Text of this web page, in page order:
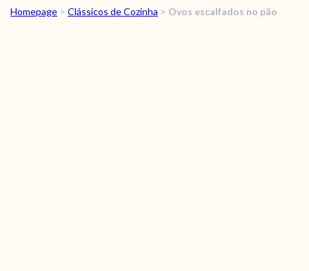
RECEITAS
Homepage > Clássicos de Cozinha > Ovos escalfados no pão